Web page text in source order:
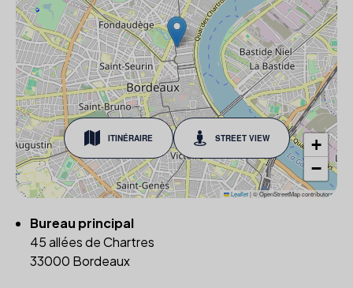
ITINÉRAIRE STREET VIEW
+
−
Leaflet|© OpenStreetMap contributors
Bureau principal
45 allées de Chartres
33000 Bordeaux